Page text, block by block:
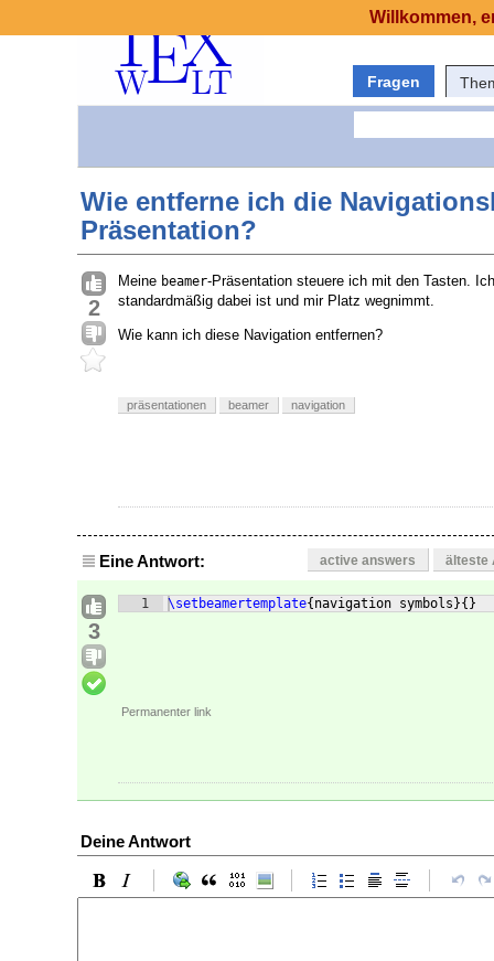
Fragen
Wie entferne ich die
Präsentation?
2
Meine beamer-Präsentation steuere ich mit den Tasten.
standardmäßig dabei ist und mir Platz wegnimmt.
Wie kann ich diese Navigation entfernen?
präsentationen beamer navigation
Eine Antwort: active answers älteste
3
1 \setbeamertemplate{ navigation symbols }{ }
Permanenter link
Deine Antwort
Willkommen,